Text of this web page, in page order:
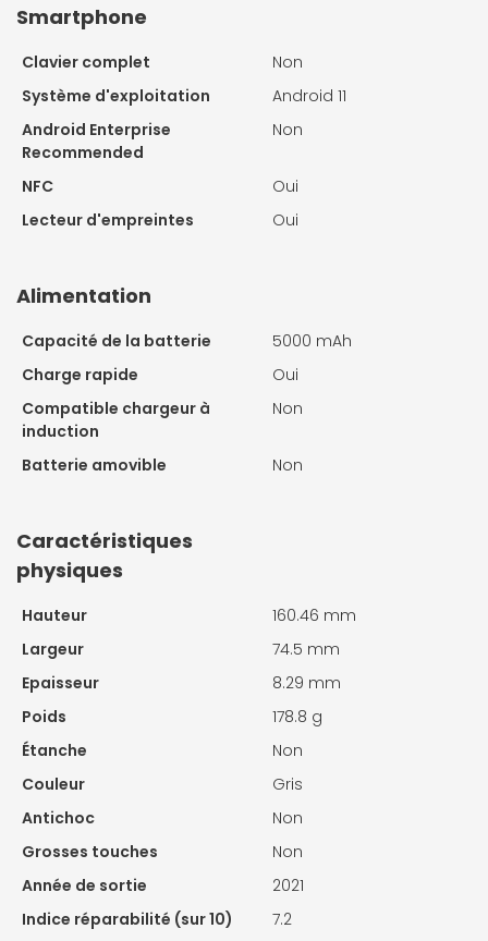
Smartphone
Clavier complet
Non
Système d'exploitation
Android 11
Android Enterprise
Recommended
Non
NFC
Oui
Lecteur d'empreintes
Oui
Alimentation
Capacité de la batterie
5000 mAh
Charge rapide
Oui
Compatible chargeur à
induction
Non
Batterie amovible Non
Caractéristiques
physiques
Hauteur
160.46 mm
Largeur
74.5 mm
Epaisseur
8.29 mm
Poids
178.8 g
Étanche
Non
Couleur
Gris
Antichoc
Non
Grosses touches
Non
Année de sortie
2021
Indice réparabilité (sur 10)
7.2